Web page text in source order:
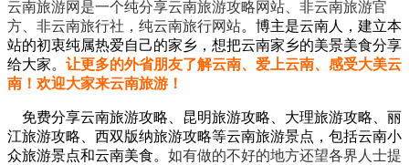
云南旅游网是一个纯分享云南旅游攻略网站、非云南旅游官
方、非云南旅行社，纯云南旅行网站。 博主是云南人，建立本
站的初衷纯属热爱自己的家乡，想把云南家乡的美景美食分享
给大家。 让更多的外省朋友了解云南、爱上云南、感受大美云
南！欢迎大家来云南旅游！
免费分享云南旅游攻略、昆明旅游攻略、大理旅游攻略、丽
江旅游攻略、西双版纳旅游攻略等云南旅游景点，包括云南小
众旅游景点和云南美食。 如有做的不好的地方还望各界人士提